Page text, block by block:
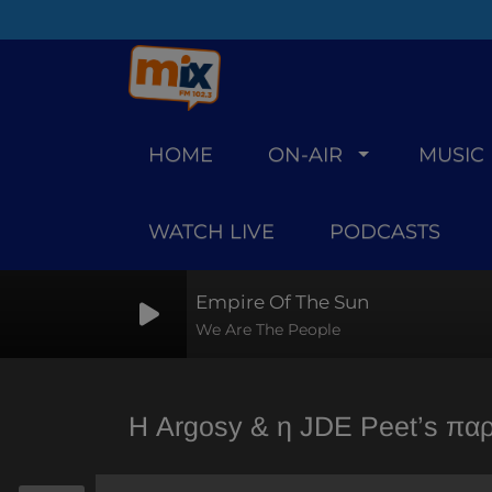
HOME ON-AIR MUSIC
WATCH LIVE PODCASTS
Empire Of The Sun
We Are The People
Η Argosy & η JDE Peet’s